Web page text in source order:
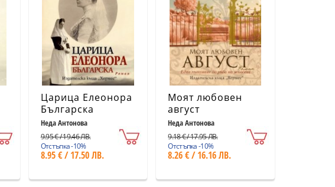
Царица Елеонора
Българска
Неда Антонова
9.95 € / 19.46 ЛВ.
Отстъпка -10%
8.95 € / 17.50 ЛВ.
Моят любовен
август
Неда Антонова
9.18 € / 17.95 ЛВ.
Отстъпка -10%
8.26 € / 16.16 ЛВ.